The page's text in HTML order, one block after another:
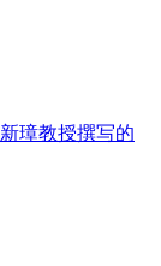
璋教授撰写的